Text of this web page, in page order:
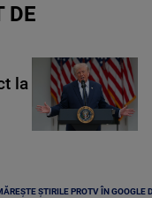
DE
la
ȘTIRILE PROTV ÎN GOOGLE